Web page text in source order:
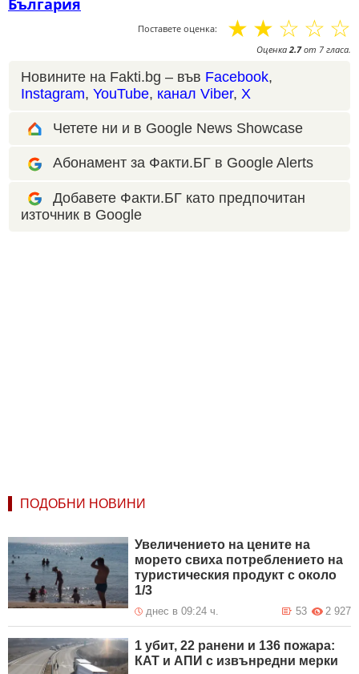
България
Поставете оценка: ☆
☆
☆
☆
☆
Оценка2.7от 7 гласа.
Новините на Fakti.bg – във Facebook,
Instagram, YouTube, канал Viber, X
Четете ни и в Google News Showcase
Абонамент за Факти.БГ в Google Alerts
Добавете Факти.БГ като предпочитан
източник в Google
ПОДОБНИ НОВИНИ
Увеличението на цените на
морето свиха потреблението на
туристическия продукт с около
1/3
днес в 09:24 ч. 2 927
53
1 убит, 22 ранени и 136 пожара:
КАТ и АПИ с извънредни мерки